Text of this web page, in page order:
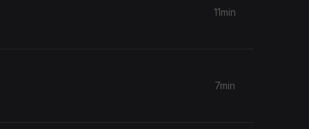
11min
7min